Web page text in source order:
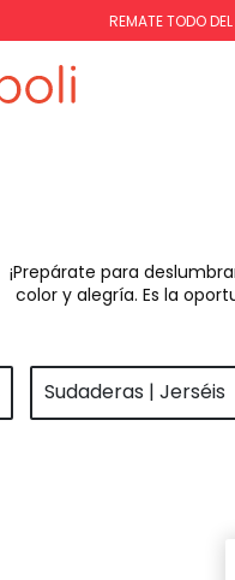
REMATE TODO
¡Prepárate para
color y alegría. Es la
Sudaderas | Jerséis